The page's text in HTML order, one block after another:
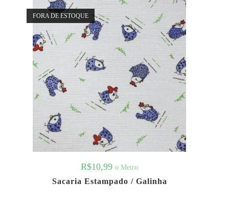
FORA DE ESTOQUE
R$10,99 o Metro
Sacaria Estampado / Galinha